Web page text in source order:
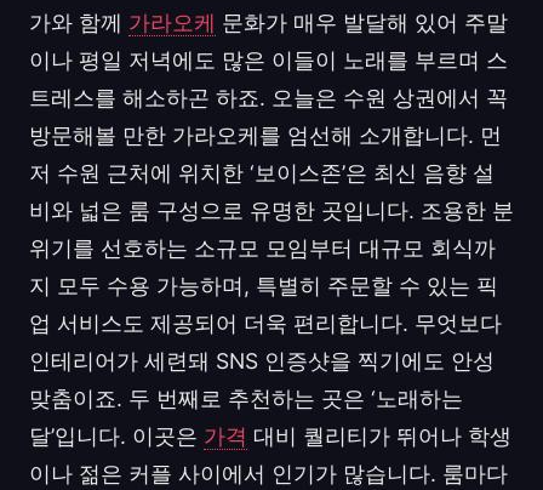
가와 함께 가라오케 문화가 매우 발달해 있어 주말
이나 평일 저녁에도 많은 이들이 노래를 부르며 스
트레스를 해소하곤 하죠. 오늘은 수원 상권에서 꼭
방문해볼 만한 가라오케를 엄선해 소개합니다. 먼
저 수원 근처에 위치한 ‘보이스존’은 최신 음향 설
비와 넓은 룸 구성으로 유명한 곳입니다. 조용한 분
위기를 선호하는 소규모 모임부터 대규모 회식까
지 모두 수용 가능하며, 특별히 주문할 수 있는 픽
업 서비스도 제공되어 더욱 편리합니다. 무엇보다
인테리어가 세련돼 SNS 인증샷을 찍기에도 안성
맞춤이죠. 두 번째로 추천하는 곳은 ‘노래하는
달’입니다. 이곳은 가격 대비 퀄리티가 뛰어나 학생
이나 젊은 커플 사이에서 인기가 많습니다. 룸마다